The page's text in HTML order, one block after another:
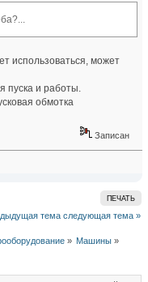
использоваться, может
пуска и работы.
обмотка
Записан
ПЕЧАТЬ
тема следующая тема »
» Машины »